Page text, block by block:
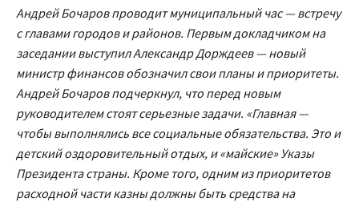
Андрей Бочаров проводит муниципальный час — встречу
с главами городов и районов. Первым докладчиком на
заседании выступил Александр Дорждеев — новый
министр финансов обозначил свои планы и приоритеты.
Андрей Бочаров подчеркнул, что перед новым
руководителем стоят серьезные задачи. «Главная —
чтобы выполнялись все социальные обязательства. Это и
детский оздоровительный отдых, и «майские» Указы
Президента страны. Кроме того, одним из приоритетов
расходной части казны должны быть средства на